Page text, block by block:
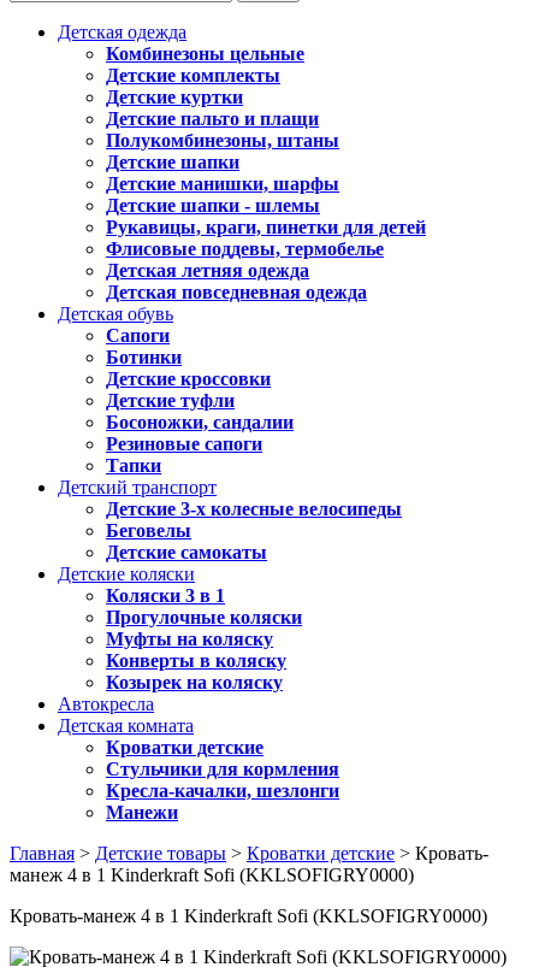
Детская одежда
Комбинезоны цельные
Детские комплекты
Детские куртки
Детские пальто и плащи
Полукомбинезоны, штаны
Детские шапки
Детские манишки, шарфы
Детские шапки - шлемы
Рукавицы, краги, пинетки для детей
Флисовые поддевы, термобелье
Детская летняя одежда
Детская повседневная одежда
Детская обувь
Сапоги
Ботинки
Детские кроссовки
Детские туфли
Босоножки, сандалии
Резиновые сапоги
Тапки
Детский транспорт
Детские 3-х колесные велосипеды
Беговелы
Детские самокаты
Детские коляски
Коляски 3 в 1
Прогулочные коляски
Муфты на коляску
Конверты в коляску
Козырек на коляску
Автокресла
Детская комната
Кроватки детские
Стульчики для кормления
Кресла-качалки, шезлонги
Манежи
Главная > Детские товары > Кроватки детские > Кровать-
манеж 4 в 1 Kinderkraft Sofi (KKLSOFIGRY0000)
Кровать-манеж 4 в 1 Kinderkraft Sofi (KKLSOFIGRY0000)